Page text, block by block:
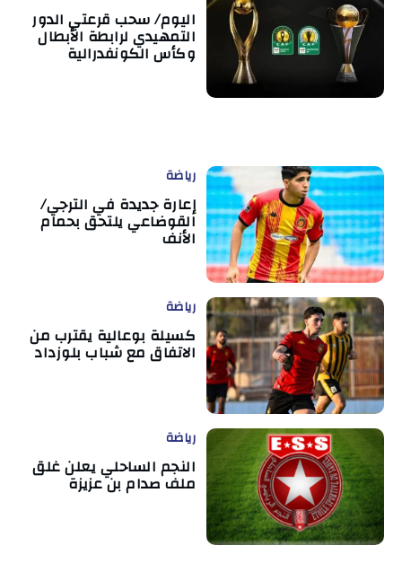
اليوم/ سحب قرعتي الدور
التمهيدي لرابطة الأبطال
وكأس الكونفدرالية
رياضة
إعارة جديدة في الترجي/
القوضاعي يلتحق بحمام
الأنف
رياضة
كسيلة بوعالية يقترب من
الاتفاق مع شباب بلوزداد
رياضة
النجم الساحلي يعلن غلق
ملف صدام بن عزيزة